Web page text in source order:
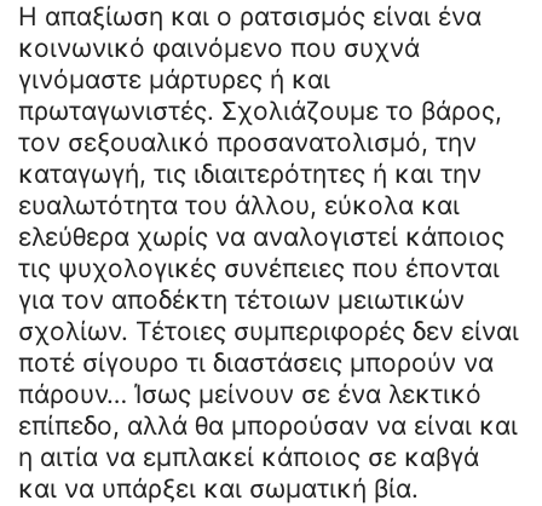
Η απαξίωση και ο ρατσισμός είναι ένα
κοινωνικό φαινόμενο που συχνά
γινόμαστε μάρτυρες ή και
πρωταγωνιστές. Σχολιάζουμε το βάρος,
τον σεξουαλικό προσανατολισμό, την
καταγωγή, τις ιδιαιτερότητες ή και την
ευαλωτότητα του άλλου, εύκολα και
ελεύθερα χωρίς να αναλογιστεί κάποιος
τις ψυχολογικές συνέπειες που έπονται
για τον αποδέκτη τέτοιων μειωτικών
σχολίων. Τέτοιες συμπεριφορές δεν είναι
ποτέ σίγουρο τι διαστάσεις μπορούν να
πάρουν… Ίσως μείνουν σε ένα λεκτικό
επίπεδο, αλλά θα μπορούσαν να είναι και
η αιτία να εμπλακεί κάποιος σε καβγά
και να υπάρξει και σωματική βία.